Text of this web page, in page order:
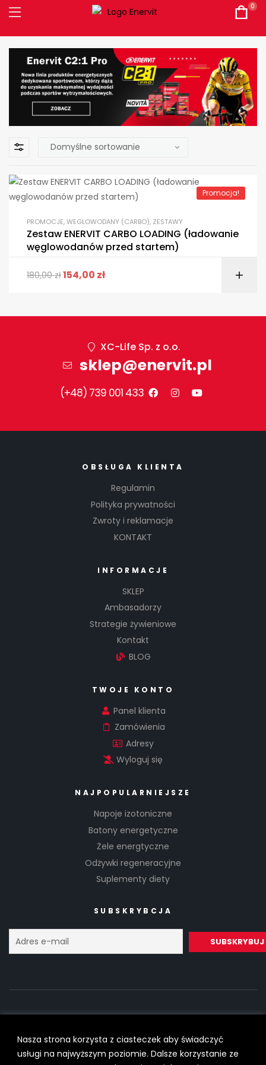
Nasza strona korzysta z ciasteczek aby świadczyć
usługi na najwyższym poziomie. Dalsze korzystanie ze
0
Promocja!
PROMOCJE,WEGLOWODANY (CARBO), ZESTAWY
Zestaw ENERVIT CARBO LOADING (ładowanie
węglowodanów przed startem)
180,00zł154,00 zł
XC-Life Sp. z o.o.
sklep@enervit.pl
(+48) 739 001 433
OBSŁUGA KLIENTA
Regulamin
Polityka prywatności
Zwroty i reklamacje
KONTAKT
INFORMACJE
SKLEP
Ambasadorzy
Strategie żywieniowe
Kontakt
BLOG
TWOJE KONTO
Panel klienta
Zamówienia
Adresy
Wyloguj się
NAJPOPULARNIEJSZE
Napoje izotoniczne
Batony energetyczne
Żele energtyczne
Odżywki regeneracyjne
Suplementy diety
SUBSKRYBCJA
Copyright © 2022 SilesiaRunner.pl ITrener biegania
Reserved.